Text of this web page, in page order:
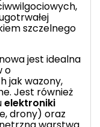
szczelnego
jest idealna
o
jak wazony,
Jest również
elektroniki
drony) oraz